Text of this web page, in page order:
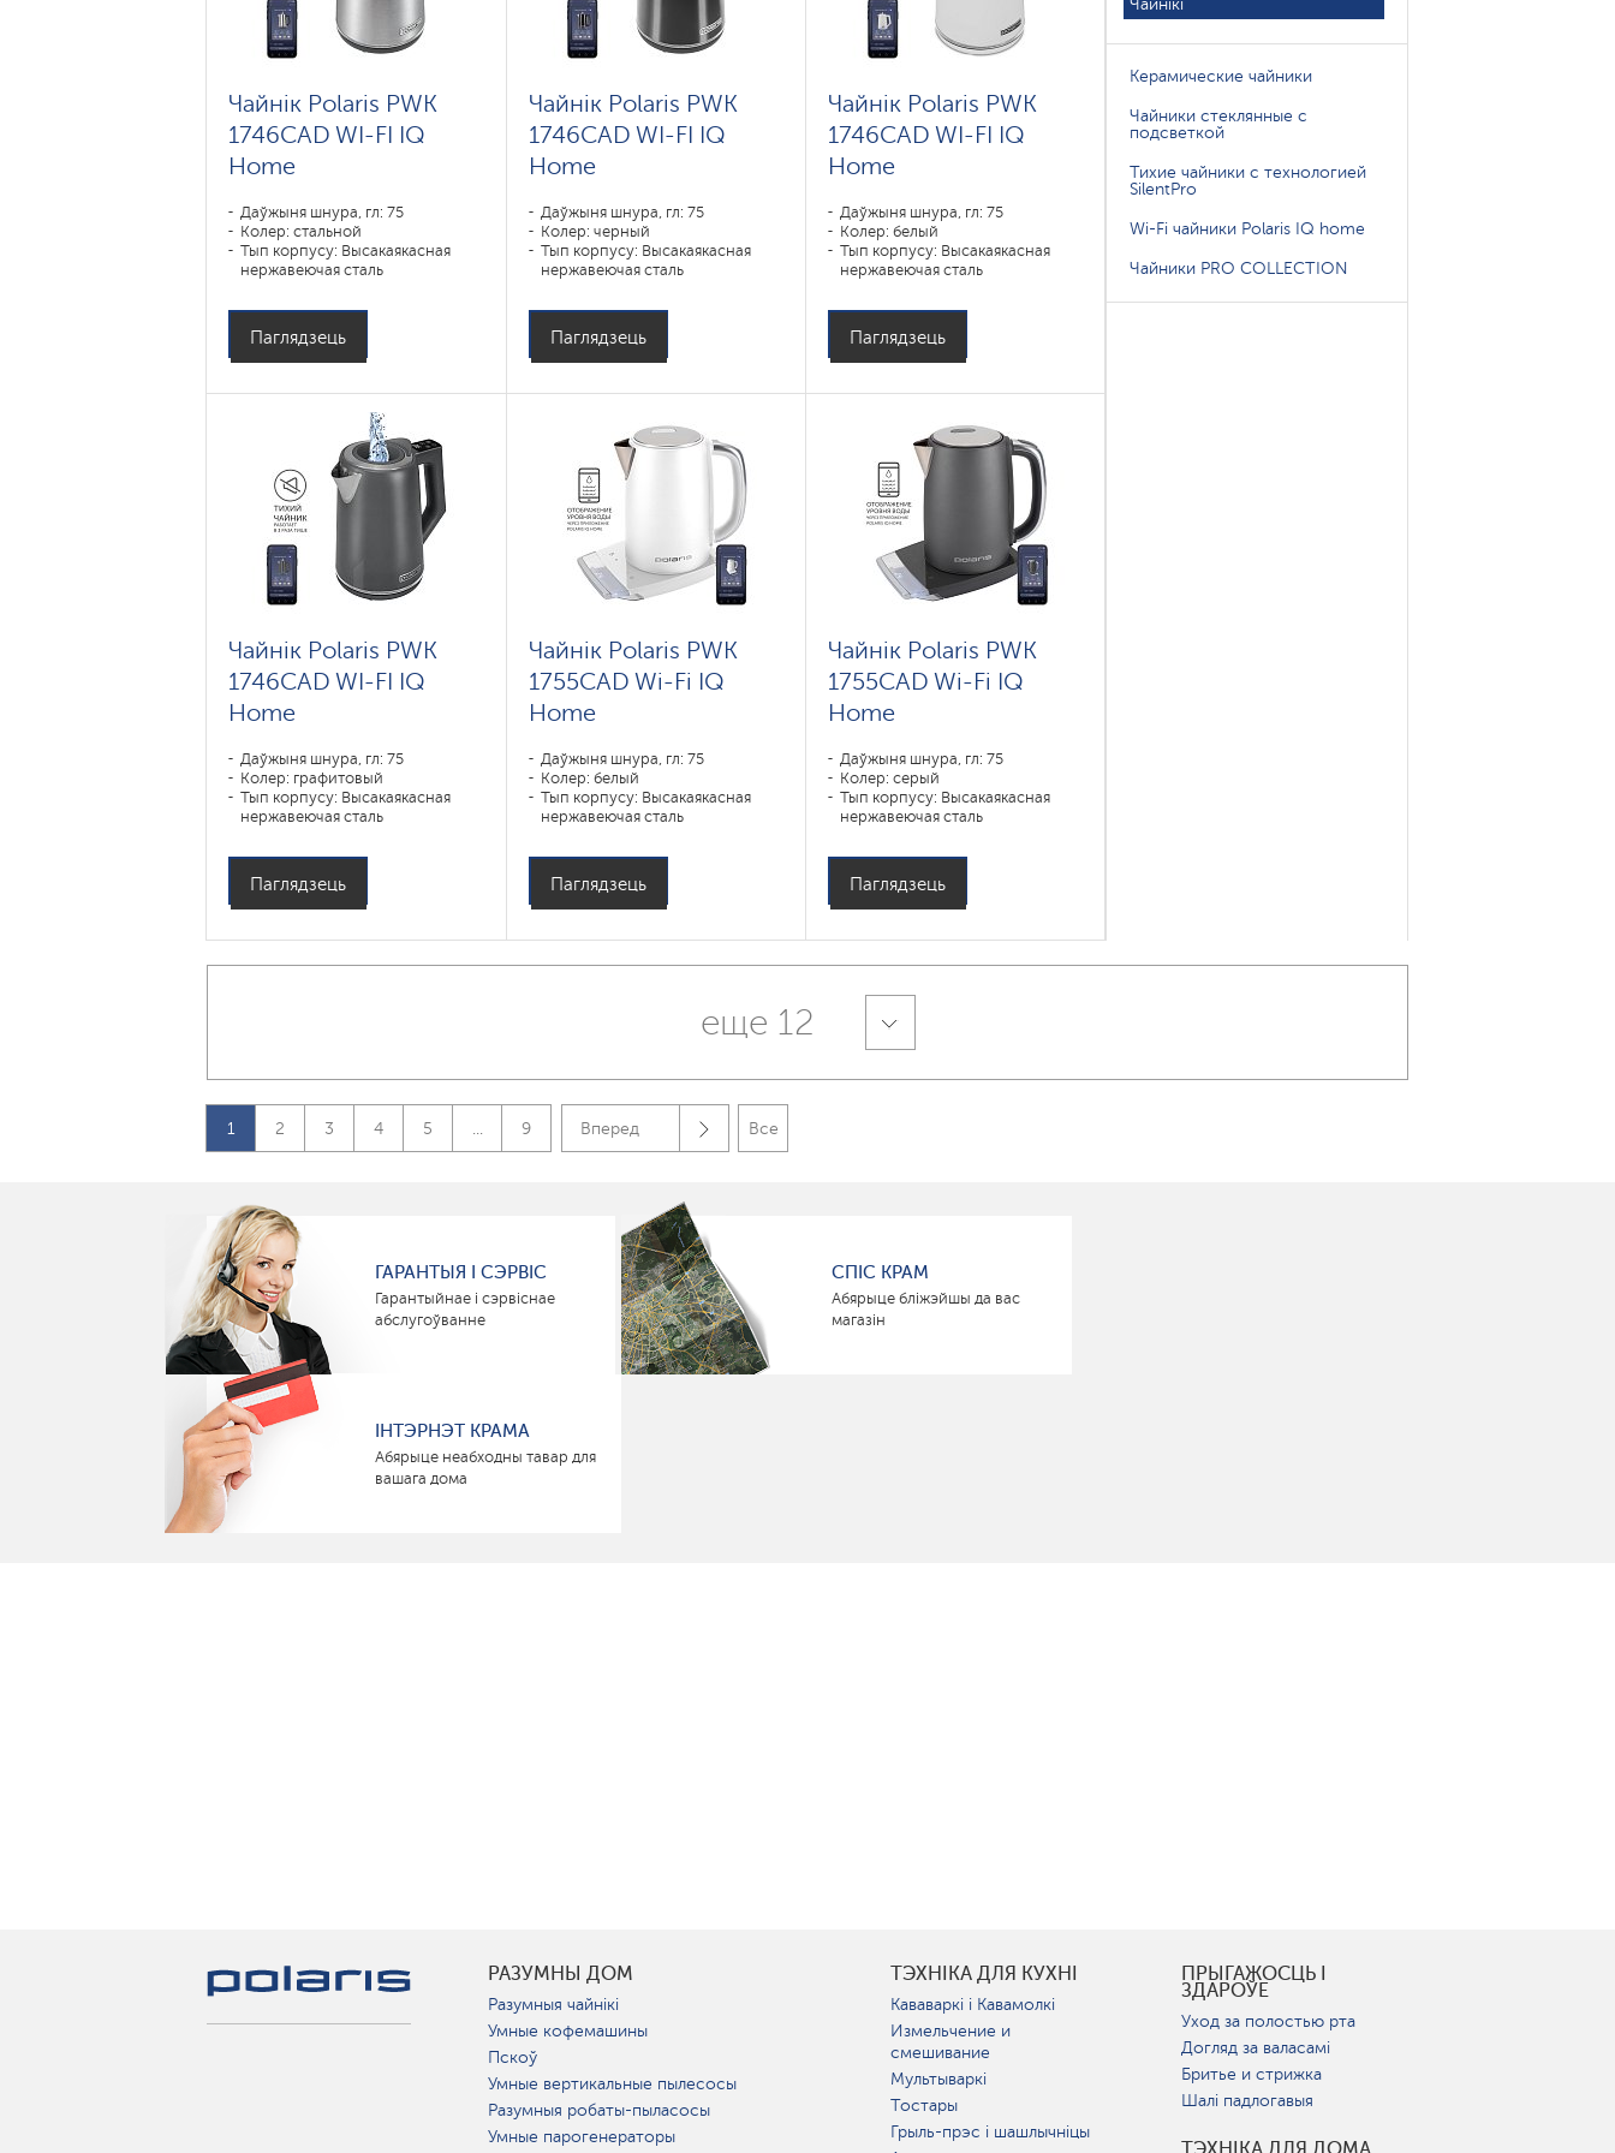
Чайнік Polaris PWK
1746CAD WI-FI IQ
Home
Даўжыня шнура, гл: 75
Колер: стальной
Тып корпусу: Высакаякасная
нержавеючая сталь
Магутнасць, Вт: 1850-2200
Паглядзець
Чайнік Polaris PWK
1746CAD WI-FI IQ
Home
Даўжыня шнура, гл: 75
Колер: черный
Тып корпусу: Высакаякасная
нержавеючая сталь
Магутнасць, Вт: 1850-2200
Паглядзець
Чайнік Polaris PWK
1746CAD WI-FI IQ
Home
Даўжыня шнура, гл: 75
Колер: белый
Тып корпусу: Высакаякасная
нержавеючая сталь
Магутнасць, Вт: 1850-2200
Паглядзець
Чайнік Polaris PWK
1746CAD WI-FI IQ
Home
Даўжыня шнура, гл: 75
Колер: графитовый
Тып корпусу: Высакаякасная
нержавеючая сталь
Магутнасць, Вт: 1850-2200
Паглядзець
Чайнік Polaris PWK
1755CAD Wi-Fi IQ
Home
Даўжыня шнура, гл: 75
Колер: белый
Тып корпусу: Высакаякасная
нержавеючая сталь
Магутнасць, Вт: 1850-2200
Паглядзець
Чайнік Polaris PWK
1755CAD Wi-Fi IQ
Home
Даўжыня шнура, гл: 75
Колер: серый
Тып корпусу: Высакаякасная
нержавеючая сталь
Магутнасць, Вт: 1850-2200
Паглядзець
Чайнікі
Керамические чайники
Чайники стеклянные с
подсветкой
Тихие чайники с технологией
SilentPro
Wi-Fi чайники Polaris IQ home
Чайники PRO COLLECTION
еще 12
1 2 3 4 5 ... 9 Вперед Все
ГАРАНТЫЯ І СЭРВІС
Гарантыйнае і сэрвіснае
абслугоўванне
СПІС КРАМ
Абярыце бліжэйшы да вас
магазін
ІНТЭРНЭТ КРАМА
Абярыце неабходны тавар для
вашага дома
РАЗУМНЫ ДОМ
Разумныя чайнікі
Умные кофемашины
Пскоў
Умные вертикальные пылесосы
Разумныя робаты-пыласосы
Умные парогенераторы
ТЭХНІКА ДЛЯ КУХНІ
Кававаркі і Кавамолкі
Измельчение и
смешивание
Мультываркі
Тостары
Грыль-прэс і шашлычніцы
ПРЫГАЖОСЦЬ І
ЗДАРОЎЕ
Уход за полостью рта
Догляд за валасамі
Бритье и стрижка
Шалі падлогавыя